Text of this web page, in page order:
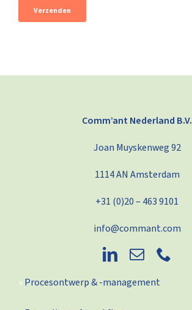
Comm’ant Nederland B.V.
Joan Muyskenweg 92
1114 AN Amsterdam
+31 (0)20 – 463 9101
info@commant.com
Procesontwerp & -management